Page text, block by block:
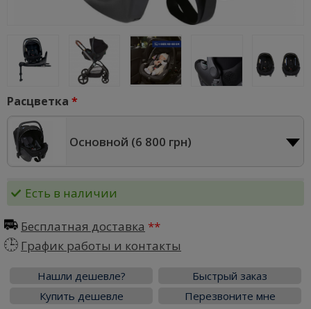
Расцветка
Основной (6 800 грн)
Есть в наличии
Бесплатная доставка
График работы и контакты
Нашли дешевле?
Быстрый заказ
Купить дешевле
Перезвоните мне